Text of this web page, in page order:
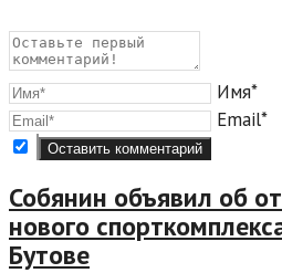
Имя*
Email*
Собянин объявил об
нового
Бутове